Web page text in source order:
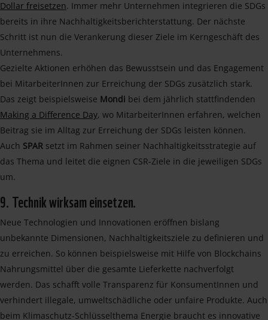
Dollar freisetzen. Immer mehr Unternehmen integrieren die SDGs
bereits in ihre Nachhaltigkeitsberichterstattung. Der nächste
Schritt ist nun die Verankerung dieser Ziele im Kerngeschäft des
Unternehmens.
Gezielte Aktionen erhöhen das Bewusstsein und das Engagement
bei MitarbeiterInnen zur Erreichung der SDGs zusätzlich stark.
Das zeigt beispielsweise Mondi bei dem jährlich stattfindenden
Making a Difference Day, wo MitarbeiterInnen erfahren, welchen
Beitrag sie im Alltag zur Erreichung der SDGs leisten können.
Auch SPAR setzt im Rahmen seiner Nachhaltigkeitsstrategie auf
das Thema und leitet die eignen CSR-Ziele in die jeweiligen SDGs
um.
9. Technik wirksam einsetzen.
Neue Technologien und Innovationen eröffnen bislang
unbekannte Dimensionen, Nachhaltigkeitsziele zu definieren und
zu erreichen. So können beispielsweise mit Hilfe von Blockchains
Nahrungsmittel über die gesamte Lieferkette nachverfolgt
werden. Das schafft volle Transparenz für KonsumentInnen und
verhindert illegale, umweltschädliche oder unfaire Produkte. Auch
beim Klimaschutz-Schlüsselthema Energie braucht es innovative